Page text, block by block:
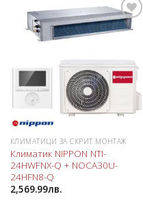
Добави
КЛИМАТИЦИ ЗА СКРИТ МОНТАЖ
Климатик NIPPON NTI-
24HWFNX-Q + NOCA30U-
24HFN8-Q
2,569.99лв.